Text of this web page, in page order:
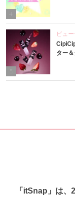
ビュ
ター
「itSnap」は、